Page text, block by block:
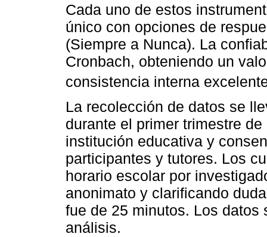
Cada uno de estos
único con opciones de
(Siempre a Nunca). La
Cronbach, obteniendo un
consistencia interna
La recolección de datos se
durante el primer trimestre
institución educativa y
participantes y tutores. Los
horario escolar por
anonimato y clarificando
fue de 25 minutos. Los datos
análisis.